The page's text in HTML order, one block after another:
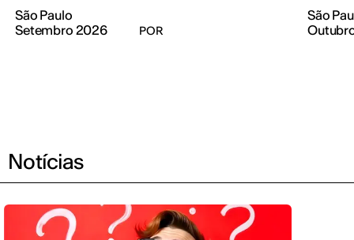
São Paulo
Setembro 2026
POR
São
Notícias